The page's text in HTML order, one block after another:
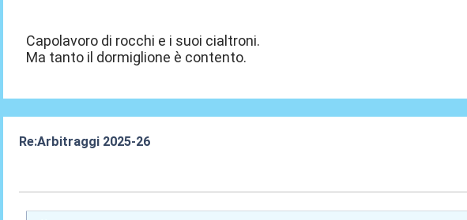
Capolavoro di rocchi e i suoi cialtroni.
Ma tanto il dormiglione è contento.
Re:Arbitraggi 2025-26